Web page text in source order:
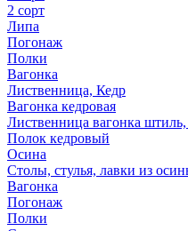
2 сорт
Липа
Погонаж
Полки
Вагонка
Лиственница, Кедр
Вагонка кедровая
Лиственница вагонка штиль,
Полок кедровый
Осина
Столы, стулья, лавки из
Вагонка
Погонаж
Полки